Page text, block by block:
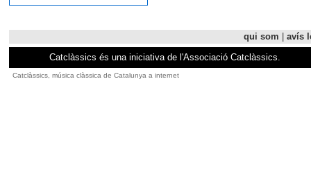
qui som
avís
Catclàssics és una iniciativa de l'Associació Catclàssics.
Catclàssics, música clàssica de Catalunya a internet